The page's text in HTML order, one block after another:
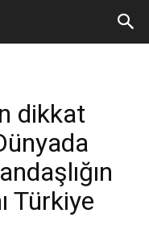
dikkat
Türkiye